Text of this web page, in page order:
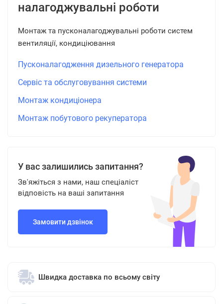
налагоджувальні роботи
Монтаж та пусконалагоджувальні роботи систем
вентиляції, кондиціювання
Пусконалагодження дизельного генератора
Сервіс та обслуговування системи
Монтаж кондиціонера
Монтаж побутового рекуператора
У вас залишились запитання?
Зв'яжіться з нами, наш спеціаліст
відповість на ваші запитання
Замовити дзвінок
Швидка доставка по всьому світу